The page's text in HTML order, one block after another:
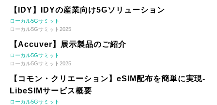
【IDY】IDYの産業向け5Gソリューション
ローカル5Gサミット
ローカル5Gサミット2025
【Accuver】展示製品のご紹介
ローカル5Gサミット
ローカル5Gサミット2025
【コモン・クリエーション】eSIM配布を簡単に実現-
LibeSIMサービス概要
ローカル5Gサミット